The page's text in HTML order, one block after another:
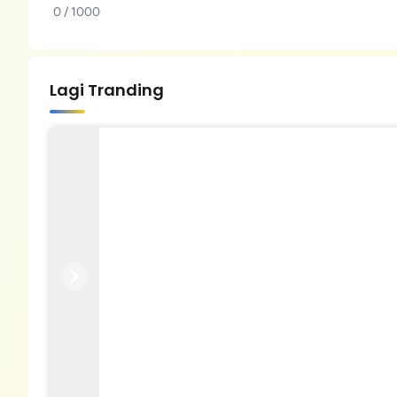
0 / 1000
Lagi Tranding